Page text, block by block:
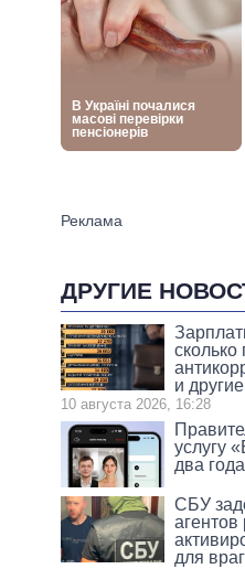
ДРУГИЕ
сколько
и
10 августа 2026, 16:28
услугу
два года
СБУ
для